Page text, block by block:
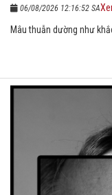
06/08/2026 12:16:52 SA
Mâu thuẫn dường như